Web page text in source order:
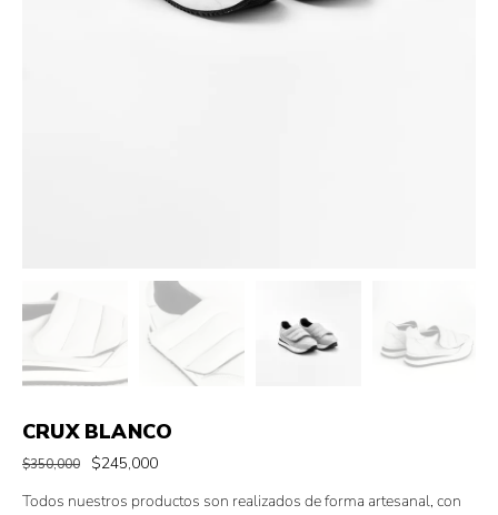
CRUX BLANCO
$350,000 $245,000
Todos nuestros productos son realizados de forma artesanal, con